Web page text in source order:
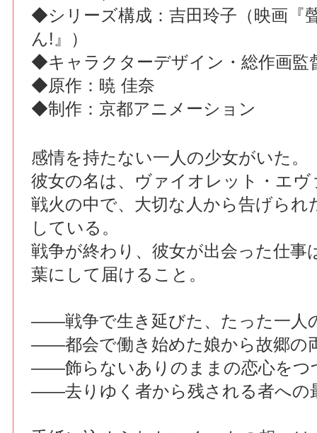
◆シリーズ構成：吉田玲子（映画『
ん!』）
◆キャラクターデザイン・総作画監
◆原作：暁 佳奈
◆制作：京都アニメーション
感情を持たない一人の少女がいた。
彼女の名は、ヴァイオレット・エヴ
戦火の中で、大切な人から告げられ
している。
戦争が終わり、彼女が出会った仕事
葉にして届けること。
――戦争で生き延びた、たった一人
――都会で働き始めた娘から故郷の
――飾らないありのままの恋心をつ
――去りゆく者から残される者への